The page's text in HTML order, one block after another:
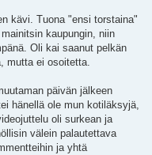
kävi. Tuona "ensi torstaina"
kaupungin, niin
Oli kai saanut pelkän
mutta ei osoitetta.
päivän jälkeen
hänellä ole mun kotiläksyjä,
oli surkean ja
välein palautettava
ja yhtä